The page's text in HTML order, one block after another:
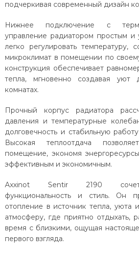
подчеркивая современный дизайн
Нижнее подключение с
управление радиатором простым
легко регулировать температуру,
микроклимат в помещении по
конструкция обеспечивает
тепла, мгновенно создавая уют
комнатах.
Прочный корпус радиатора
давления и температурные
долговечность и стабильную
Высокая теплоотдача
помещение, экономя
эффективным и экономичным.
Axxinot Sentir 2190
функциональность и стиль. Он
отопление в источник тепла, уюта
атмосферу, где приятно отдыхать,
время с близкими, ощущая
первого взгляда.